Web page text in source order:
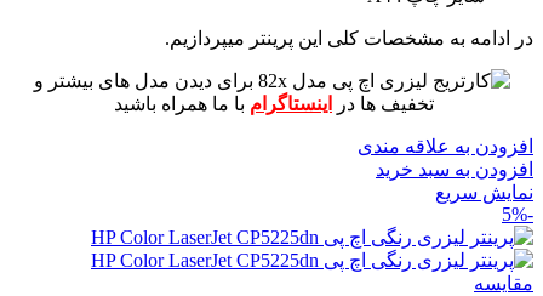
در ادامه به مشخصات کلی این پرینتر میپردازیم.
برای دیدن مدل های بیشتر و
تخفیف ها در
اینستاگرام با ما همراه باشید
افزودن به علاقه مندی
افزودن به سبد خرید
نمایش سریع
-5%
مقايسه